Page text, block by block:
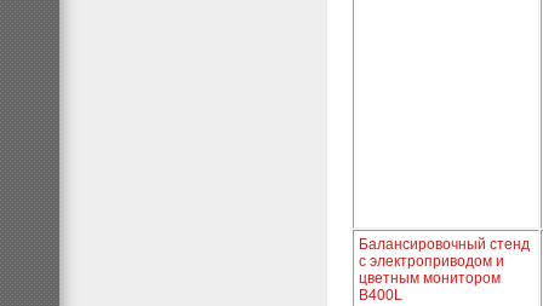
Балансировочный стенд
с электроприводом и
цветным монитором
B400L